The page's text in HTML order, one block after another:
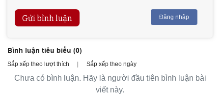
Gửi bình luận Đăng nhập
Bình luận tiêu biểu (0)
Sắp xếp theo lượt thích | Sắp xếp theo ngày
Chưa có bình luận. Hãy là người đầu tiên bình luận bài
viết này.